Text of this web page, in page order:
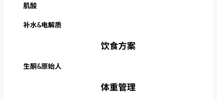
肌酸
补水&电解质
饮食方案
生酮&原始人
体重管理